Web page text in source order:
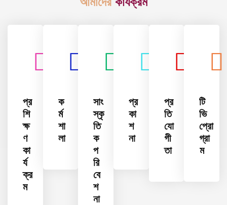
প্র
শি
ক্ষ
ণ
কা
র্য
ক্র
ম
ক
র্ম
শা
লা
সাং
স্কৃ
তি
ক
প
রি
বে
শ
না
প্র
কা
শ
না
প্র
তি
যো
গী
তা
টি
ভি
প্রো
গ্রা
ম